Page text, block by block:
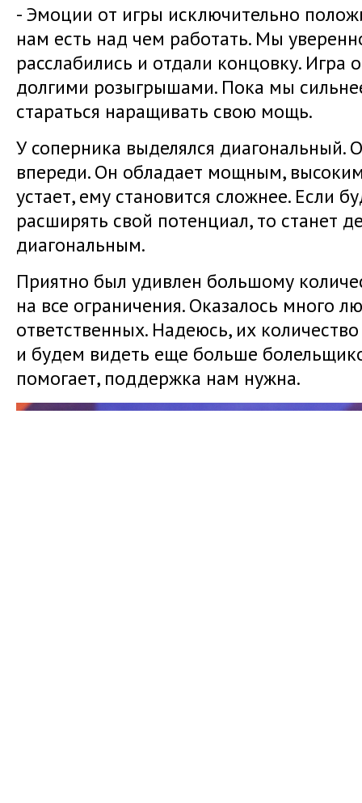
- Эмоции от игры исключительно
нам есть над чем работать. Мы
расслабились и отдали концовку. Игра
долгими розыгрышами. Пока мы
стараться наращивать свою мощь.
У соперника выделялся диагональный.
впереди. Он обладает мощным,
устает, ему становится сложнее. Если
расширять свой потенциал, то станет
диагональным.
Приятно был удивлен большому
на все ограничения. Оказалось много
ответственных. Надеюсь, их
и будем видеть еще больше
помогает, поддержка нам нужна.